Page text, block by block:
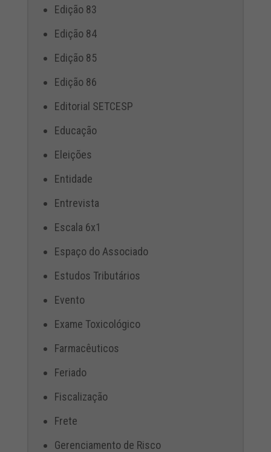
Edição 83
Edição 84
Edição 85
Edição 86
Editorial SETCESP
Educação
Eleições
Entidade
Entrevista
Escala 6x1
Espaço do Associado
Estudos Tributários
Evento
Exame Toxicológico
Farmacêuticos
Feriado
Fiscalização
Frete
Gerenciamento de Risco